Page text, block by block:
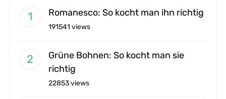
Romanesco: So kocht man ihn richtig
191541 views
Grüne Bohnen: So kocht man sie
richtig
22853 views